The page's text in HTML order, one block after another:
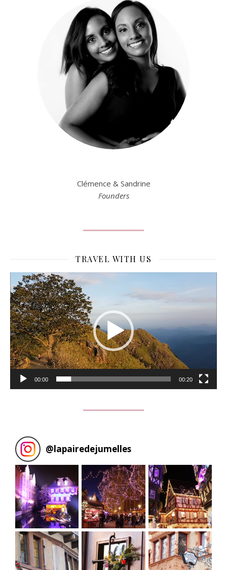
Clémence & Sandrine
Founders
TRAVEL WITH US
Lecteur
vidéo
00:00 00:20
@lapairedejumelles